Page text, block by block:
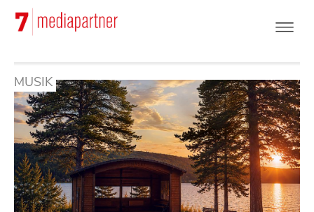
Hoppa
huvudinnehåll
MUSIK